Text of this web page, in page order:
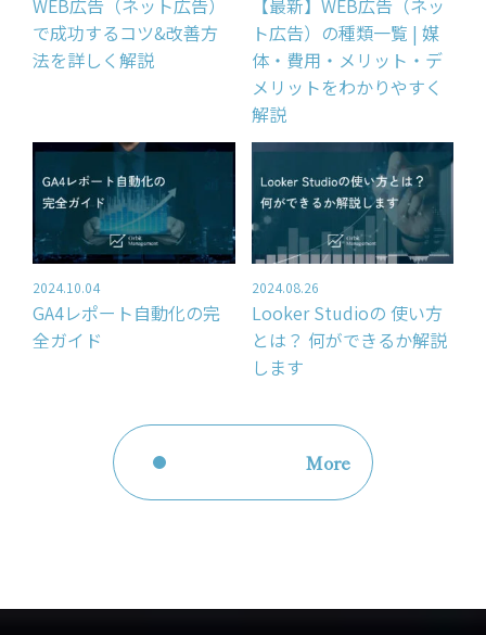
で成功するコツ&改善方
法を詳しく解説
ト広告）の種類一覧 | 媒
体・費用・メリット・デ
メリットをわかりやすく
解説
2024.10.04
GA4レポート自動化の完
全ガイド
2024.08.26
Looker Studioの 使い方
とは？ 何ができるか解説
します
More